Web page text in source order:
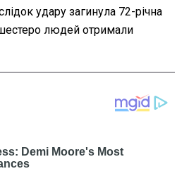
удару загинула 72-річна
людей отримали